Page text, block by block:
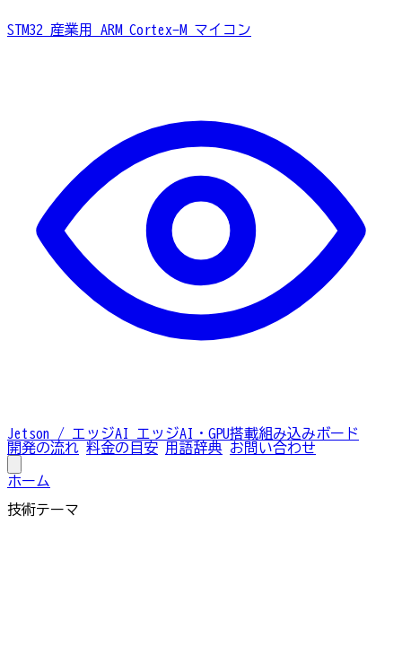
STM32 産業用 ARM Cortex-M マイコン
Jetson / エッジAI
エッジAI・GPU搭載組み込みボード
開発の流れ 料金の目安 用語辞典 お問い合わせ
ホーム
技術テーマ